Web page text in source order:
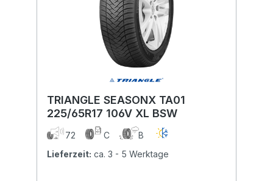
TRIANGLE SEASONX TA01
225/65R17 106V XL BSW
72 C
B
Lieferzeit: ca. 3 - 5 Werktage